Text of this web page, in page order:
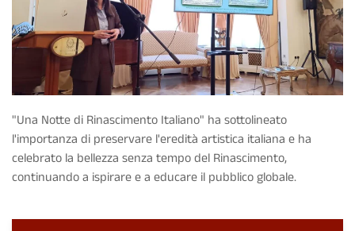
"Una Notte di Rinascimento Italiano" ha sottolineato
l'importanza di preservare l'eredità artistica italiana e ha
celebrato la bellezza senza tempo del Rinascimento,
continuando a ispirare e a educare il pubblico globale.